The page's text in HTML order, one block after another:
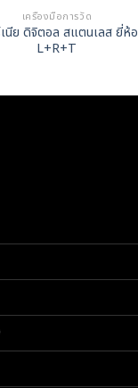
เครื่องมือการวัด
เนีย ดิจิตอล สแตนเลส ยี่ห้อ
L+R+T